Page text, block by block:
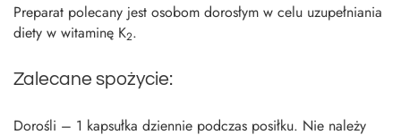
Preparat polecany jest osobom dorosłym w celu uzupełniania
diety w witaminę K2.
Zalecane spożycie:
Dorośli – 1 kapsułka dziennie podczas posiłku. Nie należy